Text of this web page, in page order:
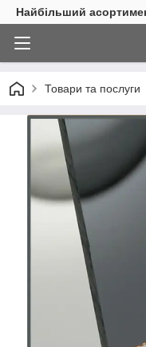
Найбільший
Товари та послуги